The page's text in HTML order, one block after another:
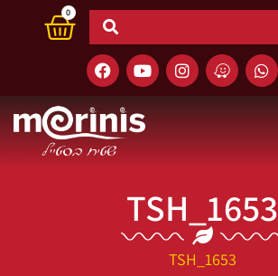
0
TSH_1653
TSH_1653